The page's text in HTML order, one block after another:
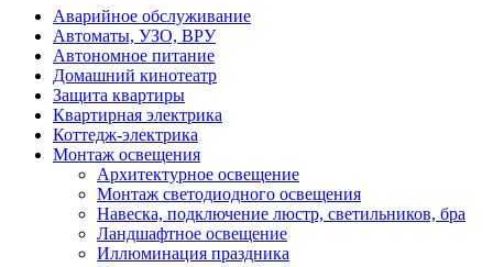
Аварийное обслуживание
Автоматы, УЗО, ВРУ
Автономное питание
Домашний кинотеатр
Защита квартиры
Квартирная электрика
Коттедж-электрика
Монтаж освещения
Архитектурное освещение
Монтаж светодиодного освещения
Навеска, подключение люстр, светильников, бра
Ландшафтное освещение
Иллюминация праздника